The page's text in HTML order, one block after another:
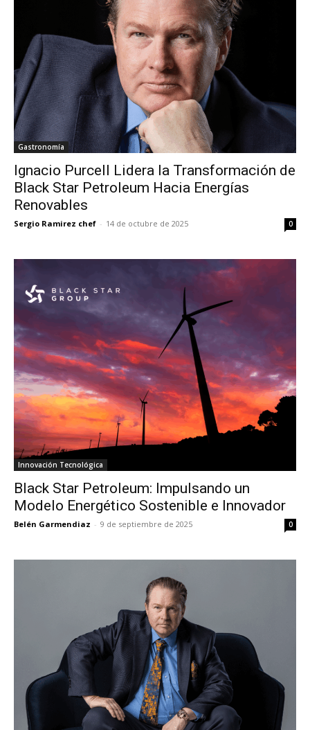
Gastronomía
Ignacio Purcell Lidera la Transformación de
Black Star Petroleum Hacia Energías
Renovables
Sergio Ramirez chef - 14 de octubre de 2025 0
Innovación Tecnológica
Black Star Petroleum: Impulsando un
Modelo Energético Sostenible e Innovador
Belén Garmendiaz - 9 de septiembre de 2025 0